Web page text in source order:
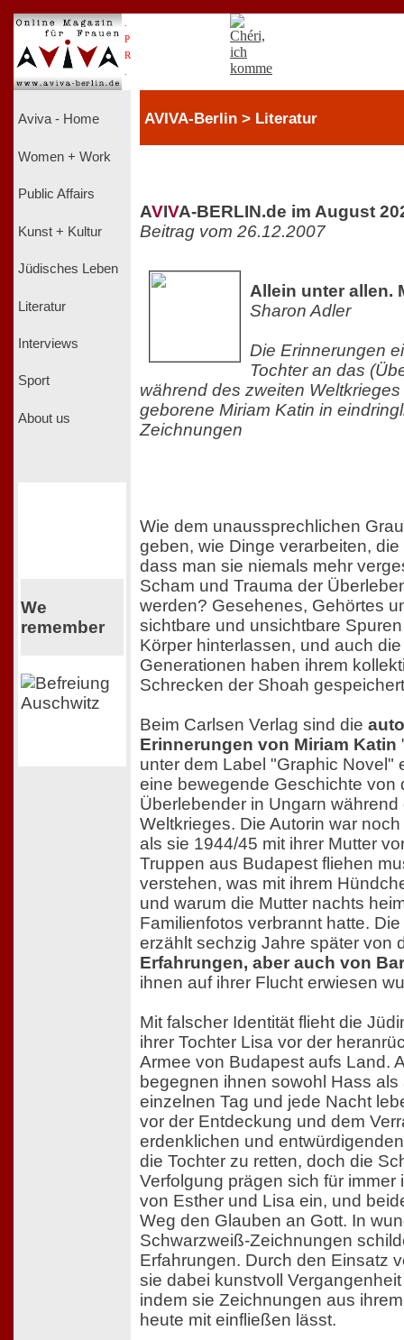
P
R
Aviva - Home
Women + Work
Public Affairs
Kunst + Kultur
Jüdisches Leben
Literatur
Interviews
Sport
About us
We
remember
AVIVA-Berlin > Literatur
AVIVA-BERLIN.de im August
Beitrag vom 26.12.2007
Allein unter allen.
Sharon Adler
Die Erinnerungen
Tochter an das
während des zweiten
geborene Miriam Katin in
Zeichnungen
Wie dem unaussprechlichen
geben, wie Dinge verarbeiten,
dass man sie niemals mehr
Scham und Trauma der
werden? Gesehenes, Gehörtes
sichtbare und unsichtbare
Körper hinterlassen, und auch
Generationen haben ihrem
Schrecken der Shoah
Beim Carlsen Verlag sind die
Erinnerungen von Miriam Katin
unter dem Label "Graphic Novel"
eine bewegende Geschichte von
Überlebender in Ungarn
Weltkrieges. Die Autorin war
als sie 1944/45 mit ihrer Mutter
Truppen aus Budapest fliehen
verstehen, was mit ihrem
und warum die Mutter nachts
Familienfotos verbrannt hatte.
erzählt sechzig Jahre später von
Erfahrungen, aber auch von
ihnen auf ihrer Flucht erwiesen
Mit falscher Identität flieht die
ihrer Tochter Lisa vor der
Armee von Budapest aufs Land.
begegnen ihnen sowohl Hass
einzelnen Tag und jede Nacht
vor der Entdeckung und dem
erdenklichen und
die Tochter zu retten, doch die
Verfolgung prägen sich für immer
von Esther und Lisa ein, und
Weg den Glauben an Gott. In
Schwarzweiß-Zeichnungen
Erfahrungen. Durch den Einsatz
sie dabei kunstvoll
indem sie Zeichnungen aus
heute mit einfließen lässt.